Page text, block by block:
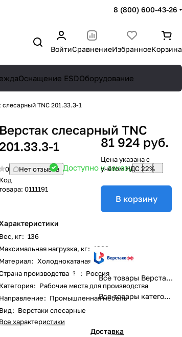
8 (800) 600-43-26
ВойтиСравнениеИзбранноеКорзина
Оснащение ESDОборудование
слесарный TNC 201.33.3-1
Верстак слесарный TNC
1
0
Нет отзывов
Код
0111191
Доступно к заказу
Вес, кг: 136
Максимальная нагрузка, кг: 1200
Материал: Холоднокатаная сталь
производства ? : Россия
Категория: Рабочие места для производства
Направление: Промышленная мебель
Вид: Верстаки слесарные
Все характеристики
81 924 руб.
Цена указана с
учётом НДС 22%
В корзину
Все товары Верстакофф
Все товары категории
Доставка